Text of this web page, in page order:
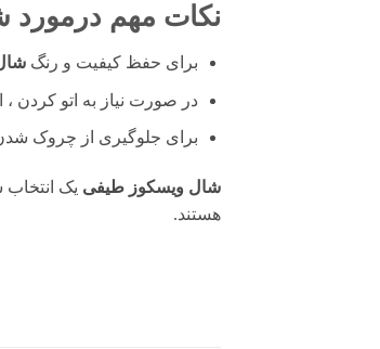
نکات مهم درمورد
برای حفظ کیفیت و رنگ
در صورت نیاز به اتو کردن ،
برای جلوگیری از چروک
شال ویسکوز طیفی یک
هستند.